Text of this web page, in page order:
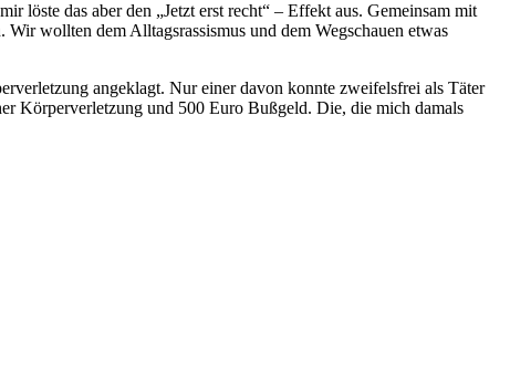
löste das aber den „Jetzt erst recht“ – Effekt aus. Gemeinsam mit
Wir wollten dem Alltagsrassismus und dem Wegschauen etwas
angeklagt. Nur einer davon konnte zweifelsfrei als Täter
Körperverletzung und 500 Euro Bußgeld. Die, die mich damals